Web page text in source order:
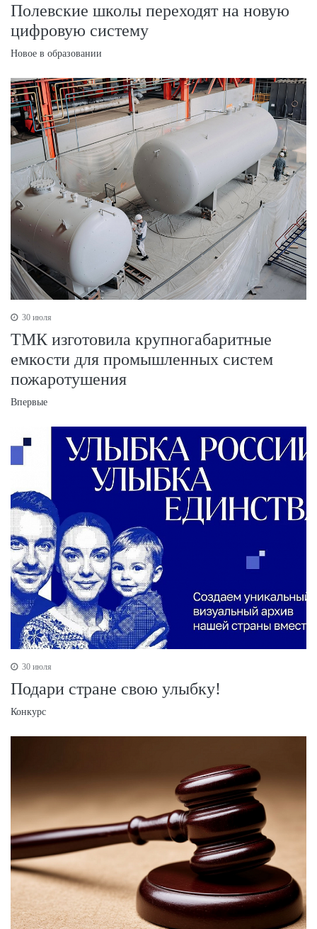
Полевские школы переходят на новую
цифровую систему
Новое в образовании
30 июля
ТМК изготовила крупногабаритные
емкости для промышленных систем
пожаротушения
Впервые
30 июля
Подари стране свою улыбку!
Конкурс